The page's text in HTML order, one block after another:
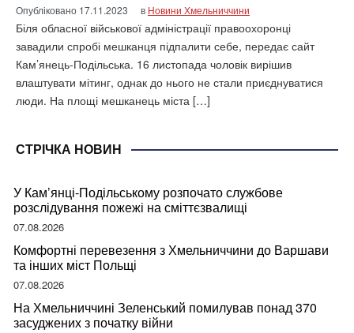
Опубліковано 17.11.2023 в Новини Хмельниччини
Біля обласної військової адміністрації правоохоронці
завадили спробі мешканця підпалити себе, передає сайт
Кам’янець-Подільська. 16 листопада чоловік вирішив
влаштувати мітинг, однак до нього не стали приєднуватися
люди. На площі мешканець міста […]
СТРІЧКА НОВИН
У Кам’янці-Подільському розпочато службове
розслідування пожежі на сміттєзвалищі
07.08.2026
Комфортні перевезення з Хмельниччини до Варшави
та інших міст Польщі
07.08.2026
На Хмельниччині Зеленський помилував понад 370
засуджених з початку війни